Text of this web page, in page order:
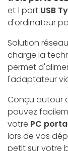
et 1 port USB
d'ordinateur
Solution
charge la
permet
l'adaptateur
Conçu autour
pouvez
votre PC
lors de vos
petit sur votre